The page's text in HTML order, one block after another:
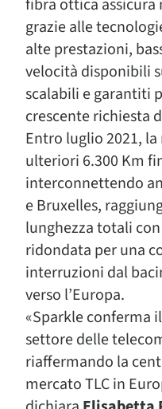
fibra ottica assicura
grazie alle
alte prestazioni,
velocità disponibili
scalabili e garantiti
crescente richiesta
Entro luglio 2021,
ulteriori 6.300 Km
interconnettendo
e Bruxelles,
lunghezza totali
ridondata per una
interruzioni dal
verso l’Europa.
«Sparkle conferma
settore delle
riaffermando la
mercato TLC in